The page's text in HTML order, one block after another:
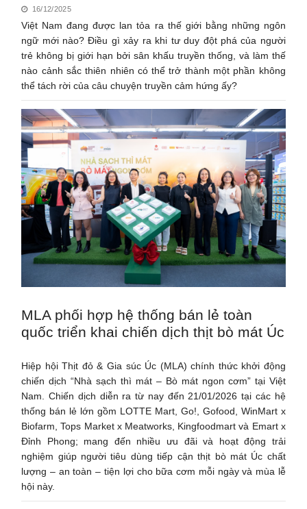
16/12/2025
Việt Nam đang được lan tỏa ra thế giới bằng những ngôn
ngữ mới nào? Điều gì xảy ra khi tư duy đột phá của người
trẻ không bị giới hạn bởi sân khấu truyền thống, và làm thế
nào cảnh sắc thiên nhiên có thể trở thành một phần không
thể tách rời của câu chuyện truyền cảm hứng ấy?
MLA phối hợp hệ thống bán lẻ toàn
quốc triển khai chiến dịch thịt bò mát Úc
Hiệp hội Thịt đỏ & Gia súc Úc (MLA) chính thức khởi động
chiến dịch “Nhà sạch thì mát – Bò mát ngon cơm” tại Việt
Nam. Chiến dịch diễn ra từ nay đến 21/01/2026 tại các hệ
thống bán lẻ lớn gồm LOTTE Mart, Go!, Gofood, WinMart x
Biofarm, Tops Market x Meatworks, Kingfoodmart và Emart x
Đỉnh Phong; mang đến nhiều ưu đãi và hoạt động trải
nghiệm giúp người tiêu dùng tiếp cận thịt bò mát Úc chất
lượng – an toàn – tiện lợi cho bữa cơm mỗi ngày và mùa lễ
hội này.